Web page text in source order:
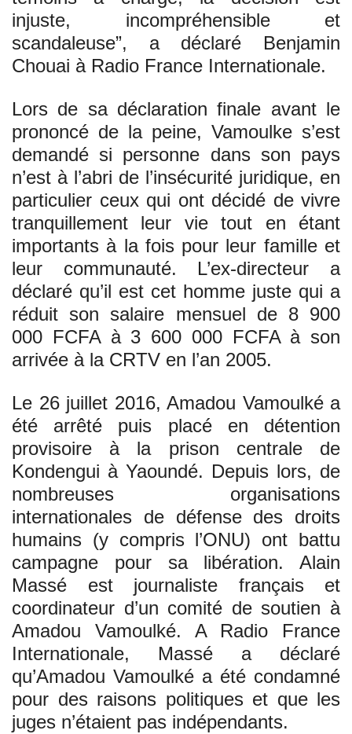
injuste, incompréhensible et
scandaleuse”, a déclaré Benjamin
Chouai à Radio France Internationale.
Lors de sa déclaration finale avant le
prononcé de la peine, Vamoulke s’est
demandé si personne dans son pays
n’est à l’abri de l’insécurité juridique, en
particulier ceux qui ont décidé de vivre
tranquillement leur vie tout en étant
importants à la fois pour leur famille et
leur communauté. L’ex-directeur a
déclaré qu’il est cet homme juste qui a
réduit son salaire mensuel de 8 900
000 FCFA à 3 600 000 FCFA à son
arrivée à la CRTV en l’an 2005.
Le 26 juillet 2016, Amadou Vamoulké a
été arrêté puis placé en détention
provisoire à la prison centrale de
Kondengui à Yaoundé. Depuis lors, de
nombreuses organisations
internationales de défense des droits
humains (y compris l’ONU) ont battu
campagne pour sa libération. Alain
Massé est journaliste français et
coordinateur d’un comité de soutien à
Amadou Vamoulké. A Radio France
Internationale, Massé a déclaré
qu’Amadou Vamoulké a été condamné
pour des raisons politiques et que les
juges n’étaient pas indépendants.